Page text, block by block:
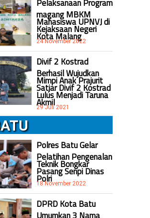
Pelaksanaan Program
magang MBKM
Mahasiswa UPNVJ di
Kejaksaan Negeri
Kota Malang
24 November 2022
Divif 2 Kostrad
Berhasil Wujudkan
Mimpi Anak Prajurit
Satjar Divif 2 Kostrad
Lulus Menjadi Taruna
Akmil
29 Juli 2021
Polres Batu Gelar
Pelatihan Pengenalan
Teknik Bongkar
Pasang Senpi Dinas
Polri
18 November 2022
DPRD Kota Batu
Umumkan 3 Nama